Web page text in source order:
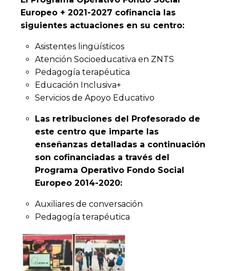
Europeo + 2021-2027 cofinancia las
siguientes actuaciones en su centro:
Asistentes lingüísticos
Atención Socioeducativa en ZNTS
Pedagogía terapéutica
Educación Inclusiva+
Servicios de Apoyo Educativo
Las retribuciones del Profesorado de
este centro que imparte las
enseñanzas detalladas a continuación
son cofinanciadas a través del
Programa Operativo Fondo Social
Europeo 2014-2020:
Auxiliares de conversación
Pedagogía terapéutica